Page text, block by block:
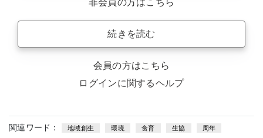
続きを読む
会員の方はこちら
ログインに関するヘルプ
関連ワード： 地域創生 環境 食育 生協 周年